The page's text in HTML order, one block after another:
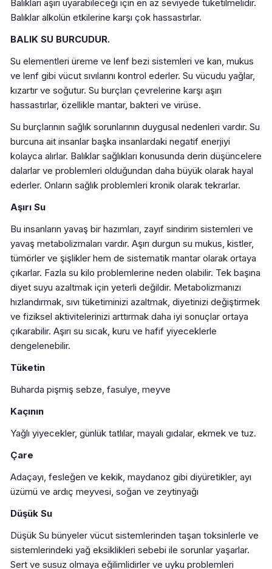
Balıkları aşırı uyarabileceği için en az seviyede tüketilmelidir.
Balıklar alkolün etkilerine karşı çok hassastırlar.
BALIK SU BURCUDUR.
Su elementleri üreme ve lenf bezi sistemleri ve kan, mukus
ve lenf gibi vücut sıvılarını kontrol ederler. Su vücudu yağlar,
kızartır ve soğutur. Su burçları çevrelerine karşı aşırı
hassastırlar, özellikle mantar, bakteri ve virüse.
Su burçlarının sağlık sorunlarının duygusal nedenleri vardır. Su
burcuna ait insanlar başka insanlardaki negatif enerjiyi
kolayca alırlar. Balıklar sağlıkları konusunda derin düşüncelere
dalarlar ve problemleri olduğundan daha büyük olarak hayal
ederler. Onların sağlık problemleri kronik olarak tekrarlar.
Aşırı Su
Bu insanların yavaş bir hazımları, zayıf sindirim sistemleri ve
yavaş metabolizmaları vardır. Aşırı durgun su mukus, kistler,
tümörler ve şişlikler hem de sistematik mantar olarak ortaya
çıkarlar. Fazla su kilo problemlerine neden olabilir. Tek başına
diyet suyu azaltmak için yeterli değildir. Metabolizmanızı
hızlandırmak, sıvı tüketiminizi azaltmak, diyetinizi değiştirmek
ve fiziksel aktivitelerinizi arttırmak daha iyi sonuçlar ortaya
çıkarabilir. Aşırı su sıcak, kuru ve hafif yiyeceklerle
dengelenebilir.
Tüketin
Buharda pişmiş sebze, fasulye, meyve
Kaçının
Yağlı yiyecekler, günlük tatlılar, mayalı gıdalar, ekmek ve tuz.
Çare
Adaçayı, fesleğen ve kekik, maydanoz gibi diyüretikler, ayı
üzümü ve ardıç meyvesi, soğan ve zeytinyağı
Düşük Su
Düşük Su bünyeler vücut sistemlerinden taşan toksinlerle ve
sistemlerindeki yağ eksiklikleri sebebi ile sorunlar yaşarlar.
Sert ve susuz olmaya eğilimlidirler ve uyku problemleri